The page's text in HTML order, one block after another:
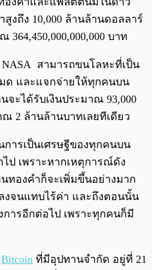
งถึง 10,000 ล้านล้านดอลลาร์
บาท
สามารถขนโลหะที่เป็น
ด และแจกจ่ายให้ทุกคนบน
จะได้รับเงินประมาณ 93,000
2 ล้านล้านบาทเลยทีเดียว
ารเป็นเศรษฐีของทุกคนบน
ป เพราะหากเหตุการณ์ดัง
ทองคำก็จะเพิ่มขึ้นอย่างมาก
งจนแทบไร้ค่า และถึงตอนนั้น
ารอีกต่อไป เพราะทุกคนก็มี
Bitcoin ที่มีอุปทานจำกัด อยู่ที่ 21